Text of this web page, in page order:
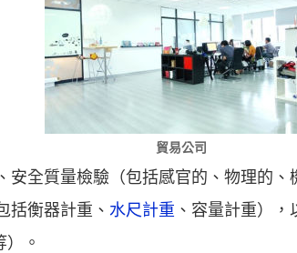
貿易公司
安全質量檢驗（包括感官的、物理的、
括衡器計重、 水尺計重 、容量計重）
）。